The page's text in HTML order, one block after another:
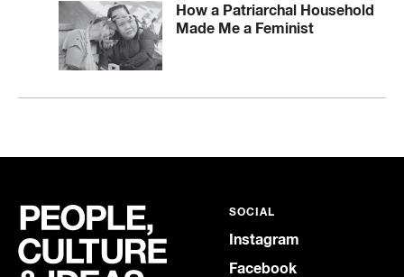
How a Patriarchal Household
Made Me a Feminist
SOCIAL
Instagram
Facebook